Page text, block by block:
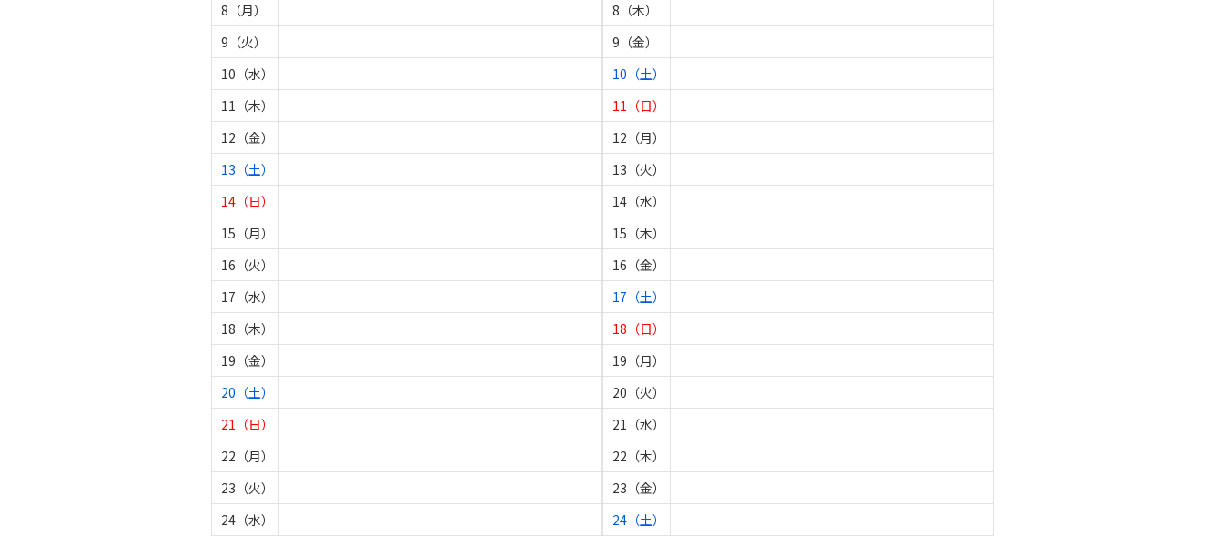
8（月）
9（火）
10（水）
11（木）
12（金）
13（土）
14（日）
15（月）
16（火）
17（水）
18（木）
19（金）
20（土）
21（日）
22（月）
23（火）
24（水）
8（木）
9（金）
10（土）
11（日）
12（月）
13（火）
14（水）
15（木）
16（金）
17（土）
18（日）
19（月）
20（火）
21（水）
22（木）
23（金）
24（土）